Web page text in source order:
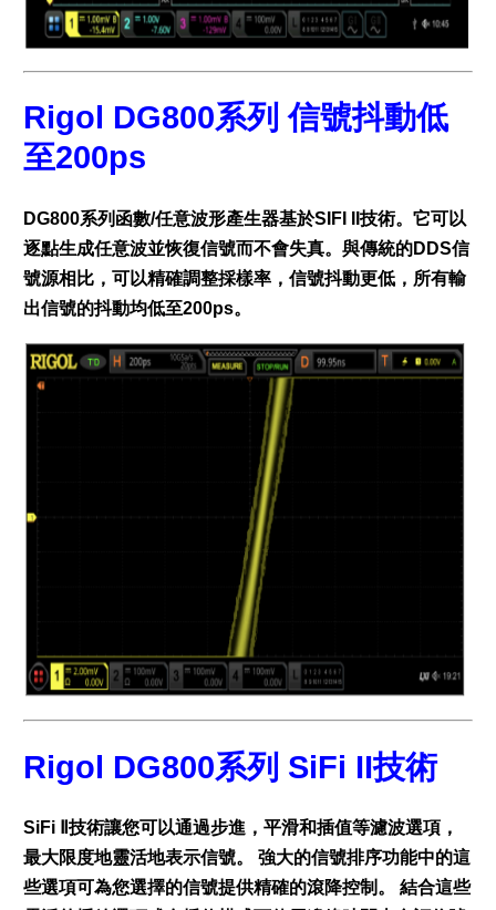
Rigol DG800系列 信號抖動低
至200ps
DG800系列函數/任意波形產生器基於SIFI II技術。它可以
逐點生成任意波並恢復信號而不會失真。與傳統的DDS信
號源相比，可以精確調整採樣率，信號抖動更低，所有輸
出信號的抖動均低至200ps。
Rigol DG800系列 SiFi II技術
SiFi Ⅱ技術讓您可以通過步進，平滑和插值等濾波選項，
最大限度地靈活地表示信號。 強大的信號排序功能中的這
些選項可為您選擇的信號提供精確的滾降控制。 結合這些